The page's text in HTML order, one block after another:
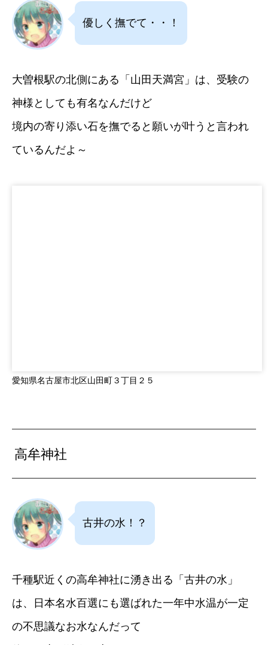
優しく撫でて・・！
大曽根駅の北側にある「山田天満宮」は、受験の
神様としても有名なんだけど
境内の寄り添い石を撫でると願いが叶うと言われ
ているんだよ～
愛知県名古屋市北区山田町３丁目２５
高牟神社
古井の水！？
千種駅近くの高牟神社に湧き出る「古井の水」
は、日本名水百選にも選ばれた一年中水温が一定
の不思議なお水なんだって